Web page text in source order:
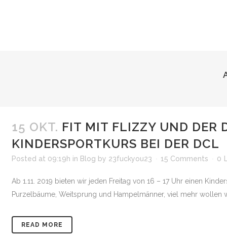
15 OKT. FIT MIT FLIZZY UND DER
KINDERSPORTKURS BEI DER DCL
Posted at 09:19h in Blog by 23fuckyou23 15 Comments 0
Ab 1.11. 2019 bieten wir jeden Freitag von 16 – 17 Uhr einen
Purzelbäume, Weitsprung und Hampelmänner, viel mehr
READ MORE